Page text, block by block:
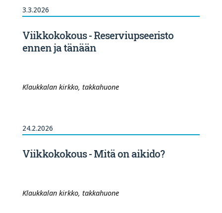
3.3.2026
Viikkokokous - Reserviupseeristo
ennen ja tänään
Klaukkalan kirkko, takkahuone
24.2.2026
Viikkokokous - Mitä on aikido?
Klaukkalan kirkko, takkahuone